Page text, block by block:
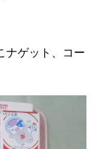
ナゲット、コー